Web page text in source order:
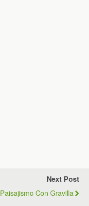
Next Post
Paisajismo Con Gravilla